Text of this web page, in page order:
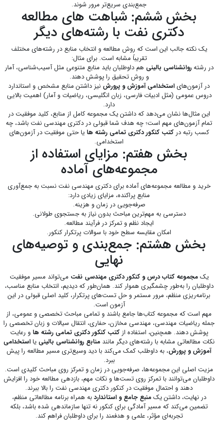
جمع‌بندی سریع‌تر مرور شوند.
بخش ششم: شباهت های مطالعه
دکتری نفت با رشته‌های دیگر
یک نکته جالب این است که روش مطالعه و انتخاب منابع در رشته‌های مختلف
تقریباً مشابه است. برای مثال:
در رشتهروانشناسی بالینی هم داوطلبان باید منابع متنوعی مثل آسیب‌شناسی، آمار
و روش تحقیق را پوشش دهند.
در آزمون‌هایاستخدامی آموزش و پرورش نیز داشتن منابع مشخص و استاندارد
دروس عمومی (مثل ادبیات فارسی، زبان انگلیسی، ریاضیات و آمار) اهمیت بالایی
دارد.
این مثال‌ها نشان می‌دهد که داشتن یک مجموعه کامل از منابع، کلید موفقیت در
تمام آزمون‌های مهم است؛ چه هدف شما قبولی در دکتری مهندسی نفت باشد، چه
کسب رتبه درکتب کنکور دکتری تمامی رشته هایا حتی موفقیت در آزمون‌های
استخدامی.
بخش هفتم: مزایای استفاده از
مجموعه‌های آماده
خرید و مطالعه مجموعه‌های آماده برای دکتری مهندسی نفت نسبت به جمع‌آوری
منابع پراکنده، مزایای زیادی دارد:
صرفه‌جویی در زمان و هزینه.
دسترسی به مهم‌ترین مباحث بدون نیاز به جستجوی طولانی.
ایجاد نظم و تمرکز در فرآیند مطالعه.
امکان مقایسه سطح خود با سوالات پرتکرار کنکور.
بخش هشتم: جمع‌بندی و توصیه‌های
نهایی
یکمجموعه کتاب درس و کنکور دکتری مهندسی نفت می‌تواند مسیر موفقیت
داوطلبان را به‌طور چشمگیری هموار کند. همان‌طور که دیدیم، انتخاب منابع مناسب،
برنامه‌ریزی منظم، مرور مستمر و حل تست‌های پرتکرار، کلید اصلی قبولی در این
آزمون است.
مهم است که مجموعه کتاب‌ها جامع باشند و تمامی مباحث تخصصی و عمومی، از
جمله ریاضیات مهندسی، مهندسی مخازن، حفاری، انتقال سیالات و زبان تخصصی را
پوشش دهند. همچنین، استفاده ازکتب کنکور دکتری تمامی رشته هاو رعایت
نکات مطالعاتی مشابه با رشته‌های دیگر مانند منابع روانشناسی بالینی یااستخدامی
آموزش و پرورش، به داوطلب کمک می‌کند با دید وسیع‌تری مسیر مطالعه را پیش
ببرد.
مزیت اصلی این مجموعه‌ها، صرفه‌جویی در زمان و تمرکز روی مباحث کلیدی است.
داوطلبان می‌توانند با تمرکز روی تست‌ها و نکات مهم، بازدهی مطالعه خود را افزایش
دهند و احتمال موفقیت در کنکور دکتری مهندسی نفت را بالا ببرند.
در نهایت، داشتن یکمنبع جامع و استانداردبه همراه برنامه مطالعاتی منظم،
تضمین می‌کند که مسیر آمادگی برای کنکور نه تنها سازماندهی شده باشد، بلکه
تجربه‌ای مؤثر، علمی و هدفمند را برای داوطلبان فراهم کند.